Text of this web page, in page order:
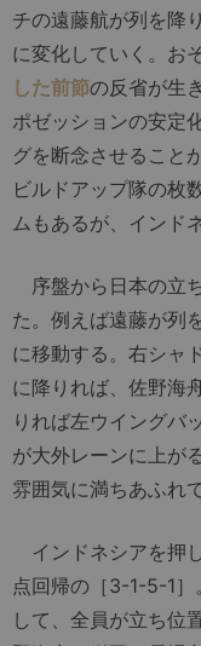
チの遠藤航が列を降
に変化していく。お
した前節の反省が生
ポゼッションの安定
グを断念させること
ビルドアップ隊の枚
ムもあるが、インド
序盤から日本の立
た。例えば遠藤が列
に移動する。右シャ
に降りれば、佐野海
りれば左ウイングバ
が大外レーンに上が
雰囲気に満ちあふれ
インドネシアを押
点回帰の［3-1-5-1
して、全員が立ち位